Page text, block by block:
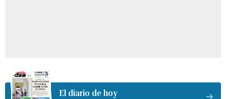
El diario de hoy